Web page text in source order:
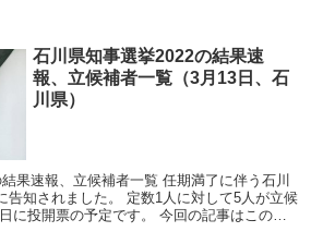
石川県知事選挙2022の結果速
報、立候補者一覧（3月13日、石
川県）
果速報、立候補者一覧 任期満了に伴う石川
告知されました。 定数1人に対して5人が立候
に投開票の予定です。 今回の記事はこの石